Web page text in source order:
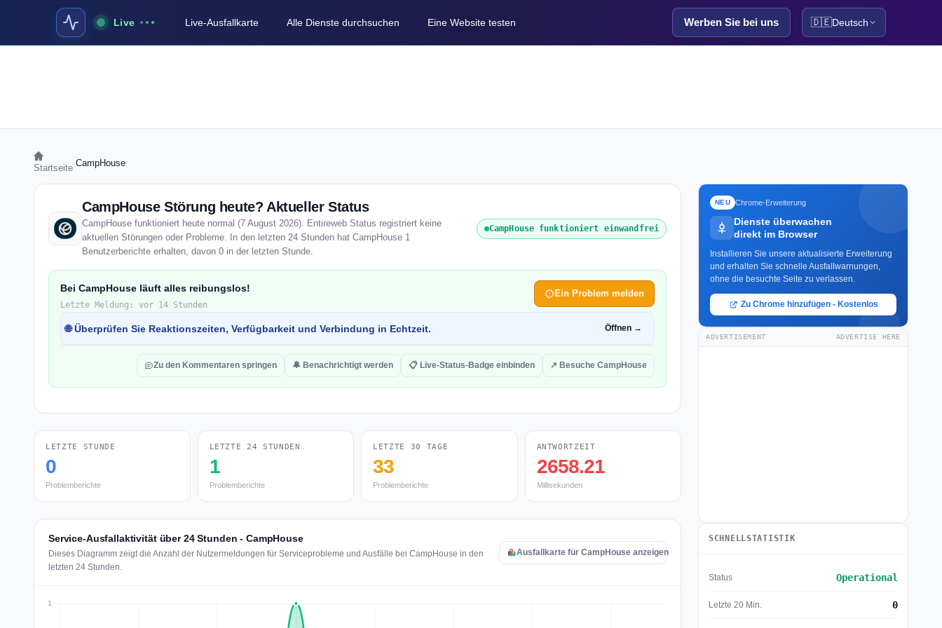
Live Live-Ausfallkarte Alle Dienste durchsuchen Eine Website testen Werben Sie bei uns 🇩🇪Deutsch
Startseite CampHouse
CampHouse Störung heute? Aktueller Status
CampHouse funktioniert heute normal (7 August 2026). Entireweb Status registriert keine
aktuellen Störungen oder Probleme. In den letzten 24 Stunden hat CampHouse 1
Benutzerberichte erhalten, davon 0 in der letzten Stunde.
CampHouse funktioniert einwandfrei
Bei CampHouse läuft alles reibungslos!
Letzte Meldung: vor 14 Stunden
Ein Problem melden
🌐 Überprüfen Sie Reaktionszeiten, Verfügbarkeit und Verbindung in Echtzeit. Öffnen →
Zu den Kommentaren springen 🔔 Benachrichtigt werden 📋 Live-Status-Badge einbinden ↗ Besuche CampHouse
LETZTE STUNDE
0
Problemberichte
LETZTE 24 STUNDEN
1
Problemberichte
LETZTE 30 TAGE
33
Problemberichte
ANTWORTZEIT
2658.21
Millisekunden
Service-Ausfallaktivität über 24 Stunden - CampHouse
Dieses Diagramm zeigt die Anzahl der Nutzermeldungen für Serviceprobleme und Ausfälle bei CampHouse in den
letzten 24 Stunden.
Ausfallkarte für CampHouse anzeigen
NEU Chrome-Erweiterung
Dienste überwachen
direkt im Browser
Installieren Sie unsere aktualisierte Erweiterung
und erhalten Sie schnelle Ausfallwarnungen,
ohne die besuchte Seite zu verlassen.
Zu Chrome hinzufügen - Kostenlos
ADVERTISEMENT ADVERTISE HERE
SCHNELLSTATISTIK
Status Operational
Letzte 20 Min. 0